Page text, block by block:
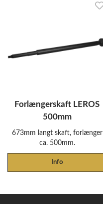
Forlængerskaft LEROS
500mm
673mm langt skaft, forlænger
ca. 500mm.
Info